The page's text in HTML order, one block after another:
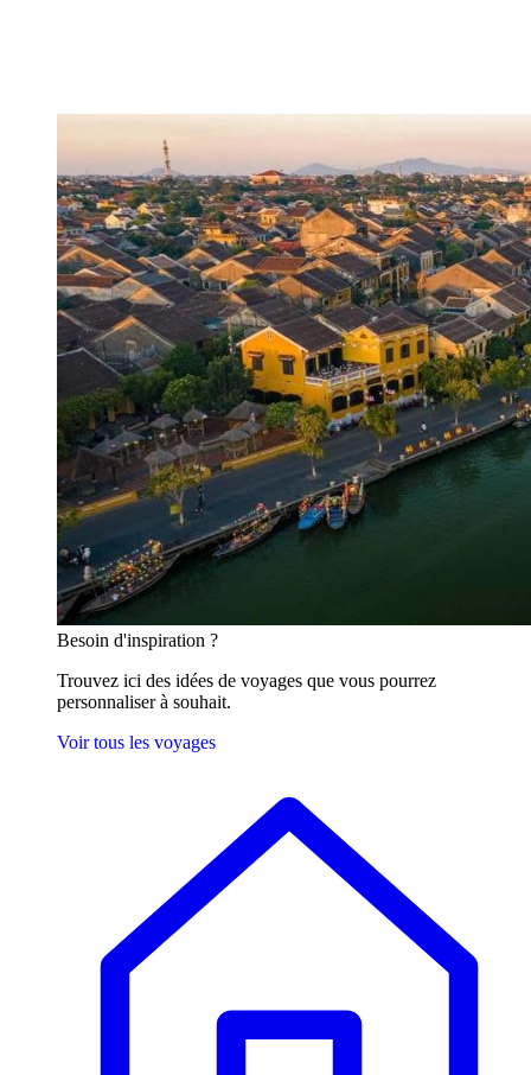
Besoin d'inspiration ?
Trouvez ici des idées de voyages que vous pourrez
personnaliser à souhait.
Voir tous les voyages